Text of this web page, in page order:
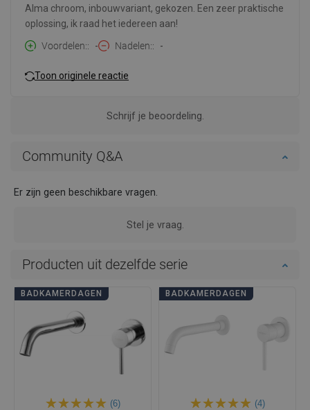
Alma chroom, inbouwvariant, gekozen. Een zeer praktische
oplossing, ik raad het iedereen aan!
Voordelen:
- Nadelen: -
Toon originele reactie
Schrijf je beoordeling.
Community Q&A
Er zijn geen beschikbare vragen.
Stel je vraag.
Producten uit dezelfde serie
BADKAMERDAGEN
(6)
BADKAMERDAGEN
(4)